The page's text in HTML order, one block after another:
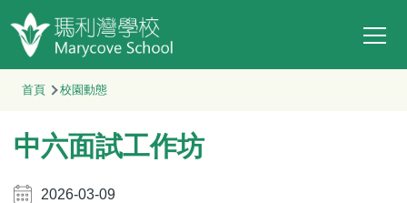
移至主內容
導
連
結
首頁 校園動態
中六面試工作坊
2026-03-09